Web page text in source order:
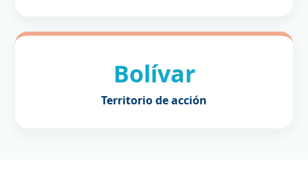
Bolívar
Territorio de acción